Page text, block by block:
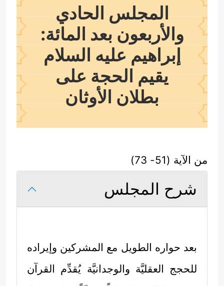
المجلس الحادي
والأربعون بعد المائة:
إبراهيم عليه السلام
يقيم الحجة على
بطلان الأوثان
من الآية (51- 73)
شرح المجلس
بعد حواره الطويل مع المشركين وإيراده
للحجج العقليَّة والوجدانيَّة يُقدِّم القرآن